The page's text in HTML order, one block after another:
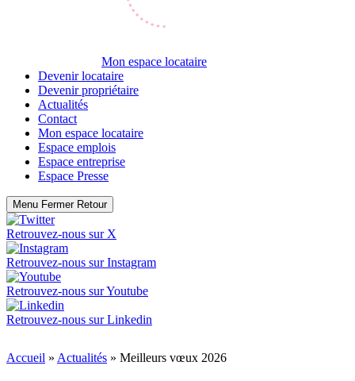
Mon espace locataire
Devenir locataire
Devenir propriétaire
Actualités
Contact
Mon espace locataire
Espace emplois
Espace entreprise
Espace Presse
Menu Fermer Retour
Retrouvez-nous sur X
Retrouvez-nous surInstagram
Retrouvez-nous surYoutube
Retrouvez-nous surLinkedin
Accueil » Actualités » Meilleurs vœux 2026